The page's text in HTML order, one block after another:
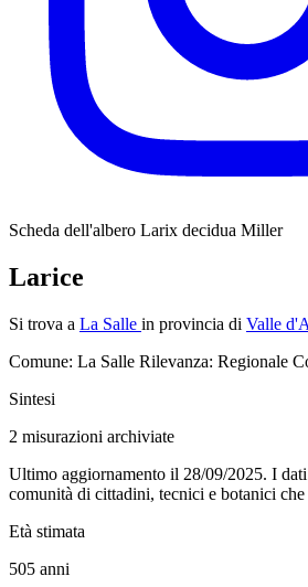
Scheda dell'albero Larix decidua Miller
Larice
Si trova a La Salle in provincia di Valle
Comune: La Salle Rilevanza: Regionale
Sintesi
2 misurazioni archiviate
Ultimo aggiornamento il 28/09/2025. I
comunità di cittadini, tecnici e botanici che
Età stimata
505 anni